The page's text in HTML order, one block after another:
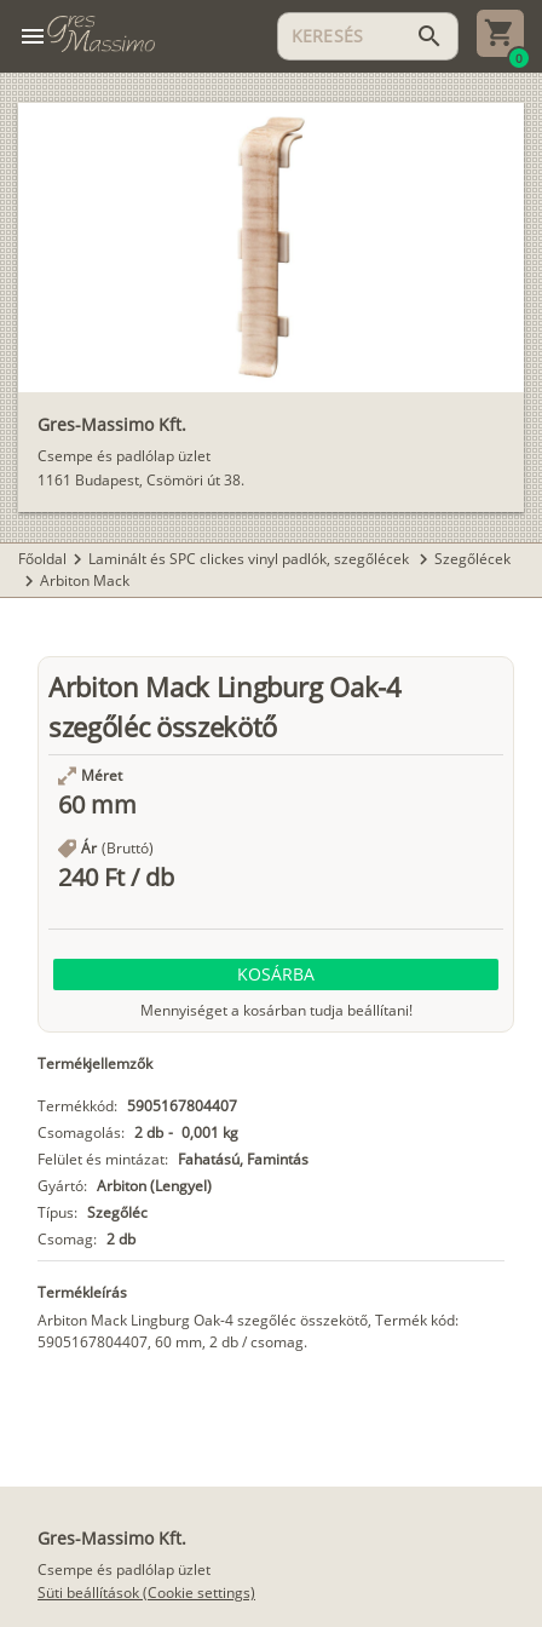
menu search
0
Gres-Massimo Kft.
Csempe és padlólap üzlet
1161 Budapest, Csömöri út 38.
Főoldal chevron_right Laminált és SPC clickes vinyl padlók, szegőlécek chevron_right Szegőlécek
chevron_right Arbiton Mack
Arbiton Mack Lingburg Oak-4
szegőléc összekötő
Méret
60 mm
Ár (Bruttó)
240 Ft/db
KOSÁRBA
Mennyiséget a kosárban tudja beállítani!
Termékjellemzők
Termékkód: 5905167804407
Csomagolás: 2 db - 0,001 kg
Felület és mintázat: Fahatású, Famintás
Gyártó: Arbiton (Lengyel)
Típus: Szegőléc
Csomag: 2 db
Termékleírás
Arbiton Mack Lingburg Oak-4 szegőléc összekötő, Termék kód:
5905167804407, 60 mm, 2 db / csomag.
Gres-Massimo Kft.
Csempe és padlólap üzlet
Süti beállítások (Cookie settings)